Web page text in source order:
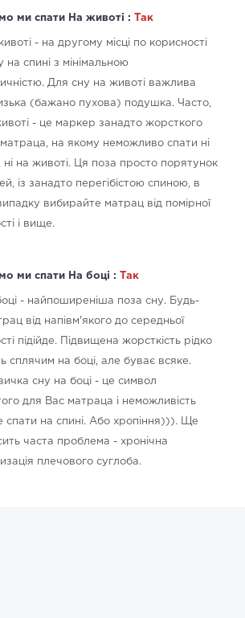
ми спати На животі : Так
- на другому місці по корисності
на спині з мінімальною
Для сну на животі важлива
(бажано пухова) подушка. Часто,
- це маркер занадто жорсткого
на якому неможливо спати ні
ні на животі. Ця поза просто порятунок
із занадто перегібістою спиною, в
вибирайте матрац від помірної
і вище.
ми спати На боці : Так
- найпоширеніша поза сну. Будь-
від напівм'якого до середньої
підійде. Підвищена жорсткість рідко
сплячим на боці, але буває всяке.
сну на боці - це символ
для Вас матраца і неможливість
спати на спині. Або хропіння))). Ще
часта проблема - хронічна
плечового суглоба.